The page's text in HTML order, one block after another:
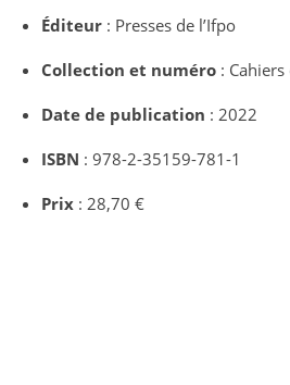
Éditeur : Presses de l’Ifpo
Collection et numéro : Cahiers
Date de publication : 2022
ISBN : 978-2-35159-781-1
Prix : 28,70 €